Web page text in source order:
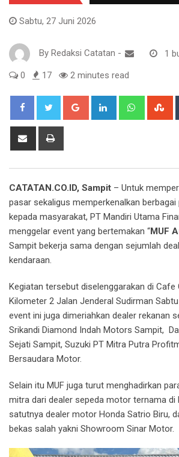
Sabtu, 27 Juni 2026
By Redaksi Catatan - 1
0 17 2 minutes read
Google+ LinkedIn Whatsapp
Share
CATATAN.CO.ID, Sampit – Untuk
pasar sekaligus memperkenalkan
kepada masyarakat, PT Mandiri Utama
menggelar event yang bertemakan “MUF
Sampit bekerja sama dengan sejumlah
kendaraan.
Kegiatan tersebut diselenggarakan di Cafe
Kilometer 2 Jalan Jenderal Sudirman
event ini juga dimeriahkan dealer rekanan
Srikandi Diamond Indah Motors Sampit,
Sejati Sampit, Suzuki PT Mitra Putra
Bersaudara Motor.
Selain itu MUF juga turut menghadirkan
mitra dari dealer sepeda motor ternama di
satutnya dealer motor Honda Satrio Biru,
bekas salah yakni Showroom Sinar Motor.